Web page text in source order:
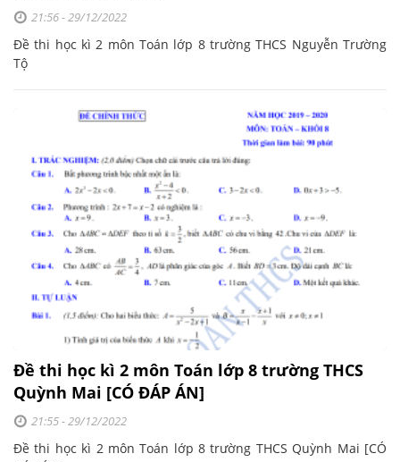
21:56 - 29/12/2022
Đề thi học kì 2 môn Toán lớp 8 trường THCS Nguyễn Trường
Tộ
Đề thi học kì 2 môn Toán lớp 8 trường THCS
Quỳnh Mai [CÓ ĐÁP ÁN]
21:55 - 29/12/2022
Đề thi học kì 2 môn Toán lớp 8 trường THCS Quỳnh Mai [CÓ